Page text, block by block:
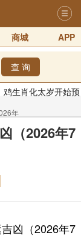
商城 APP
查 询
生肖化太岁开始预
12
服系统开通，欢迎
年
（2026年7
凶（2026年7